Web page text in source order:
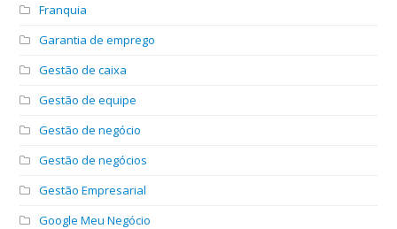
Franquia
Garantia de emprego
Gestão de caixa
Gestão de equipe
Gestão de negócio
Gestão de negócios
Gestão Empresarial
Google Meu Negócio